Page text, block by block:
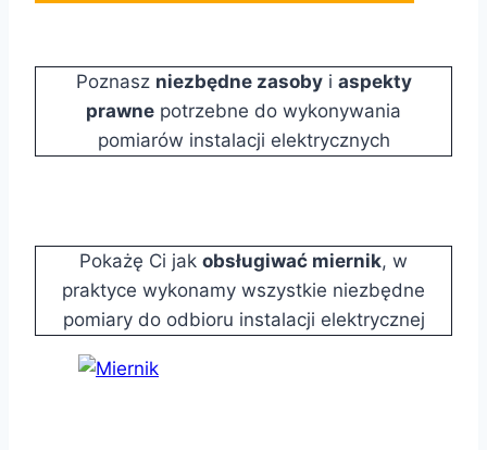
Poznasz niezbędne zasobyi aspekty
prawne potrzebne do wykonywania
pomiarów instalacji elektrycznych
Pokażę Ci jak obsługiwać miernik, w
praktyce wykonamy wszystkie niezbędne
pomiary do odbioru instalacji elektrycznej